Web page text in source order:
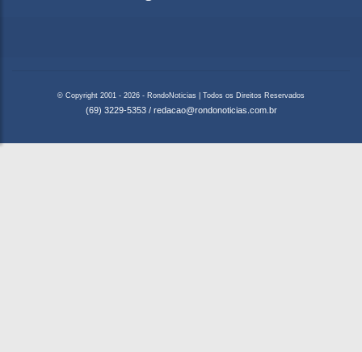
© Copyright 2001 - 2026 - RondoNoticias | Todos os Direitos Reservados
(69) 3229-5353 / redacao@rondonoticias.com.br